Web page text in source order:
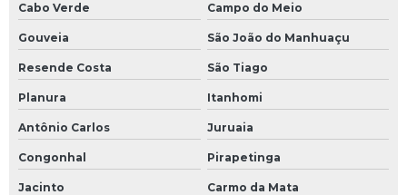
Cabo Verde Campo do Meio
Gouveia São João do Manhuaçu
Resende Costa São Tiago
Planura Itanhomi
Antônio Carlos Juruaia
Congonhal Pirapetinga
Jacinto Carmo da Mata